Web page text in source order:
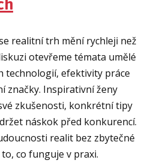
realitní trh mění rychleji než
otevřeme témata umělé
technologií, efektivity práce
značky. Inspirativní ženy
zkušenosti, konkrétní tipy
náskok před konkurencí.
realit bez zbytečné
co funguje v praxi.